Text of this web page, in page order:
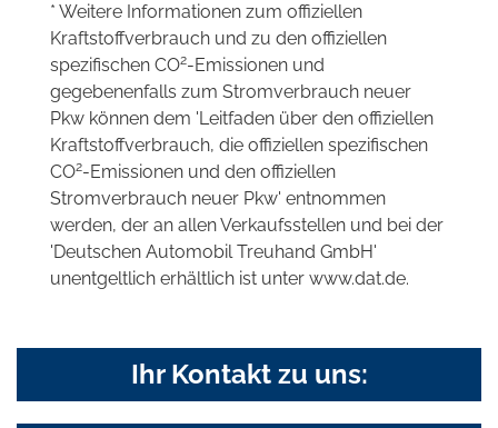
* Weitere Informationen zum offiziellen
Kraftstoffverbrauch und zu den offiziellen
spezifischen CO2-Emissionen und
gegebenenfalls zum Stromverbrauch neuer
Pkw können dem 'Leitfaden über den offiziellen
Kraftstoffverbrauch, die offiziellen spezifischen
CO2-Emissionen und den offiziellen
Stromverbrauch neuer Pkw' entnommen
werden, der an allen Verkaufsstellen und bei der
'Deutschen Automobil Treuhand GmbH'
unentgeltlich erhältlich ist unter www.dat.de.
Ihr Kontakt zu uns: